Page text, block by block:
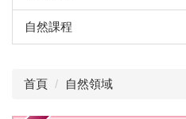
自然課程
首頁 自然領域